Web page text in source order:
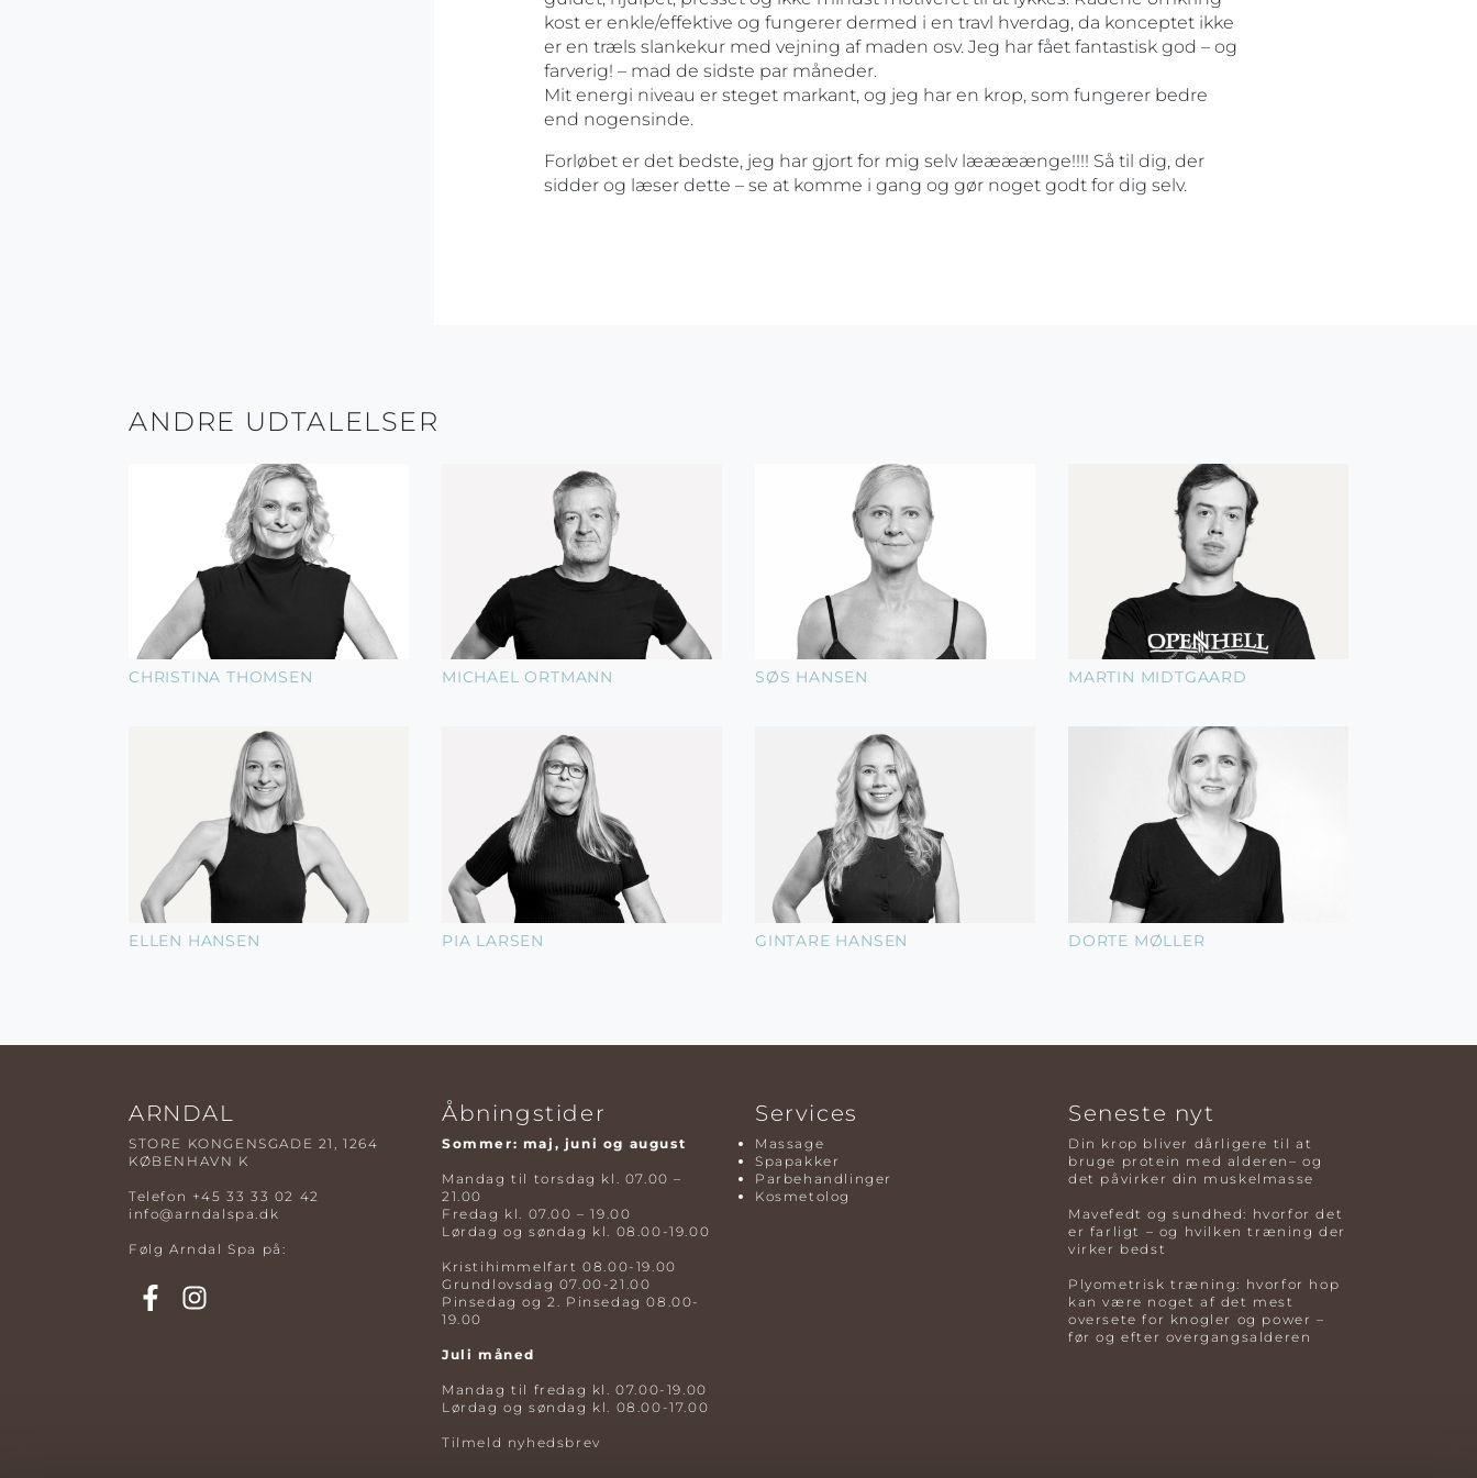
kost er enkle/effektive og fungerer dermed i en travl hverdag, da konceptet ikke
er en træls slankekur med vejning af maden osv. Jeg har fået fantastisk god – og
farverig! – mad de sidste par måneder.
Mit energi niveau er steget markant, og jeg har en krop, som fungerer bedre
end nogensinde.
Forløbet er det bedste, jeg har gjort for mig selv læææænge!!!! Så til dig, der
sidder og læser dette – se at komme i gang og gør noget godt for dig selv.
ANDRE UDTALELSER
CHRISTINA THOMSEN MICHAEL ORTMANN SØS HANSEN MARTIN MIDTGAARD
ELLEN HANSEN PIA LARSEN GINTARE HANSEN DORTE MØLLER
ARNDAL
STORE KONGENSGADE 21, 1264
KØBENHAVN K
Telefon +45 33 33 02 42
info@arndalspa.dk
Følg Arndal Spa på:
Åbningstider
Sommer: maj, juni og august
Mandag til torsdag kl. 07.00 –
21.00
Fredag kl. 07.00 – 19.00
Lørdag og søndag kl. 08.00-19.00
Kristihimmelfart 08.00-19.00
Grundlovsdag 07.00-21.00
Pinsedag og 2. Pinsedag 08.00-
19.00
Juli måned
Mandag til fredag kl. 07.00-19.00
Lørdag og søndag kl. 08.00-17.00
Tilmeld nyhedsbrev
Services
Massage
Spapakker
Parbehandlinger
Kosmetolog
Seneste nyt
Din krop bliver dårligere til at
bruge protein med alderen– og
det påvirker din muskelmasse
Mavefedt og sundhed: hvorfor det
er farligt – og hvilken træning der
virker bedst
Plyometrisk træning: hvorfor hop
kan være noget af det mest
oversete for knogler og power –
før og efter overgangsalderen